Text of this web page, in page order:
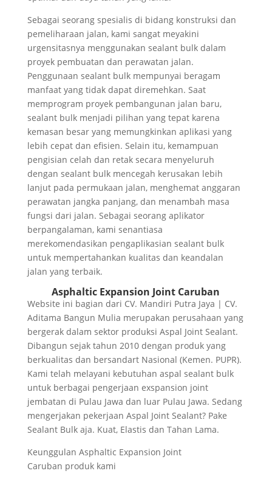
Sebagai seorang spesialis di bidang konstruksi dan
pemeliharaan jalan, kami sangat meyakini
urgensitasnya menggunakan sealant bulk dalam
proyek pembuatan dan perawatan jalan.
Penggunaan sealant bulk mempunyai beragam
manfaat yang tidak dapat diremehkan. Saat
memprogram proyek pembangunan jalan baru,
sealant bulk menjadi pilihan yang tepat karena
kemasan besar yang memungkinkan aplikasi yang
lebih cepat dan efisien. Selain itu, kemampuan
pengisian celah dan retak secara menyeluruh
dengan sealant bulk mencegah kerusakan lebih
lanjut pada permukaan jalan, menghemat anggaran
perawatan jangka panjang, dan menambah masa
fungsi dari jalan. Sebagai seorang aplikator
berpangalaman, kami senantiasa
merekomendasikan pengaplikasian sealant bulk
untuk mempertahankan kualitas dan keandalan
jalan yang terbaik.
Asphaltic Expansion Joint Caruban
Website ini bagian dari CV. Mandiri Putra Jaya | CV.
Aditama Bangun Mulia merupakan perusahaan yang
bergerak dalam sektor produksi Aspal Joint Sealant.
Dibangun sejak tahun 2010 dengan produk yang
berkualitas dan bersandart Nasional (Kemen. PUPR).
Kami telah melayani kebutuhan aspal sealant bulk
untuk berbagai pengerjaan exspansion joint
jembatan di Pulau Jawa dan luar Pulau Jawa. Sedang
mengerjakan pekerjaan Aspal Joint Sealant? Pake
Sealant Bulk aja. Kuat, Elastis dan Tahan Lama.
Keunggulan Asphaltic Expansion Joint
Caruban produk kami